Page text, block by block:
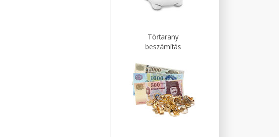
Törtarany
beszámítás